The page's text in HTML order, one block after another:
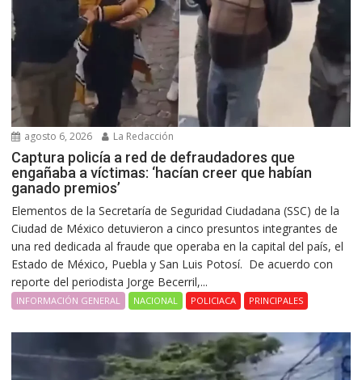
agosto 6, 2026 La Redacción
Captura policía a red de defraudadores que
engañaba a víctimas: ‘hacían creer que habían
ganado premios’
Elementos de la Secretaría de Seguridad Ciudadana (SSC) de la
Ciudad de México detuvieron a cinco presuntos integrantes de
una red dedicada al fraude que operaba en la capital del país, el
Estado de México, Puebla y San Luis Potosí. De acuerdo con
reporte del periodista Jorge Becerril,...
INFORMACIÓN GENERAL NACIONAL POLICIACA PRINCIPALES